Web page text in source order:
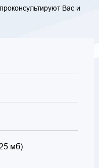
Вас и
мб)